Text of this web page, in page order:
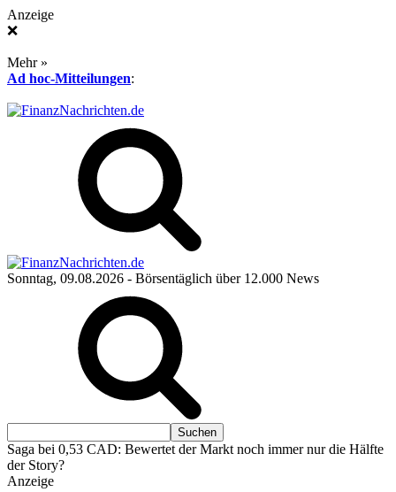
Anzeige
❌
Mehr »
Ad hoc-Mitteilungen:
Sonntag, 09.08.2026 - Börsentäglich über 12.000 News
Saga bei 0,53 CAD: Bewertet der Markt noch immer nur die Hälfte
der Story?
Anzeige